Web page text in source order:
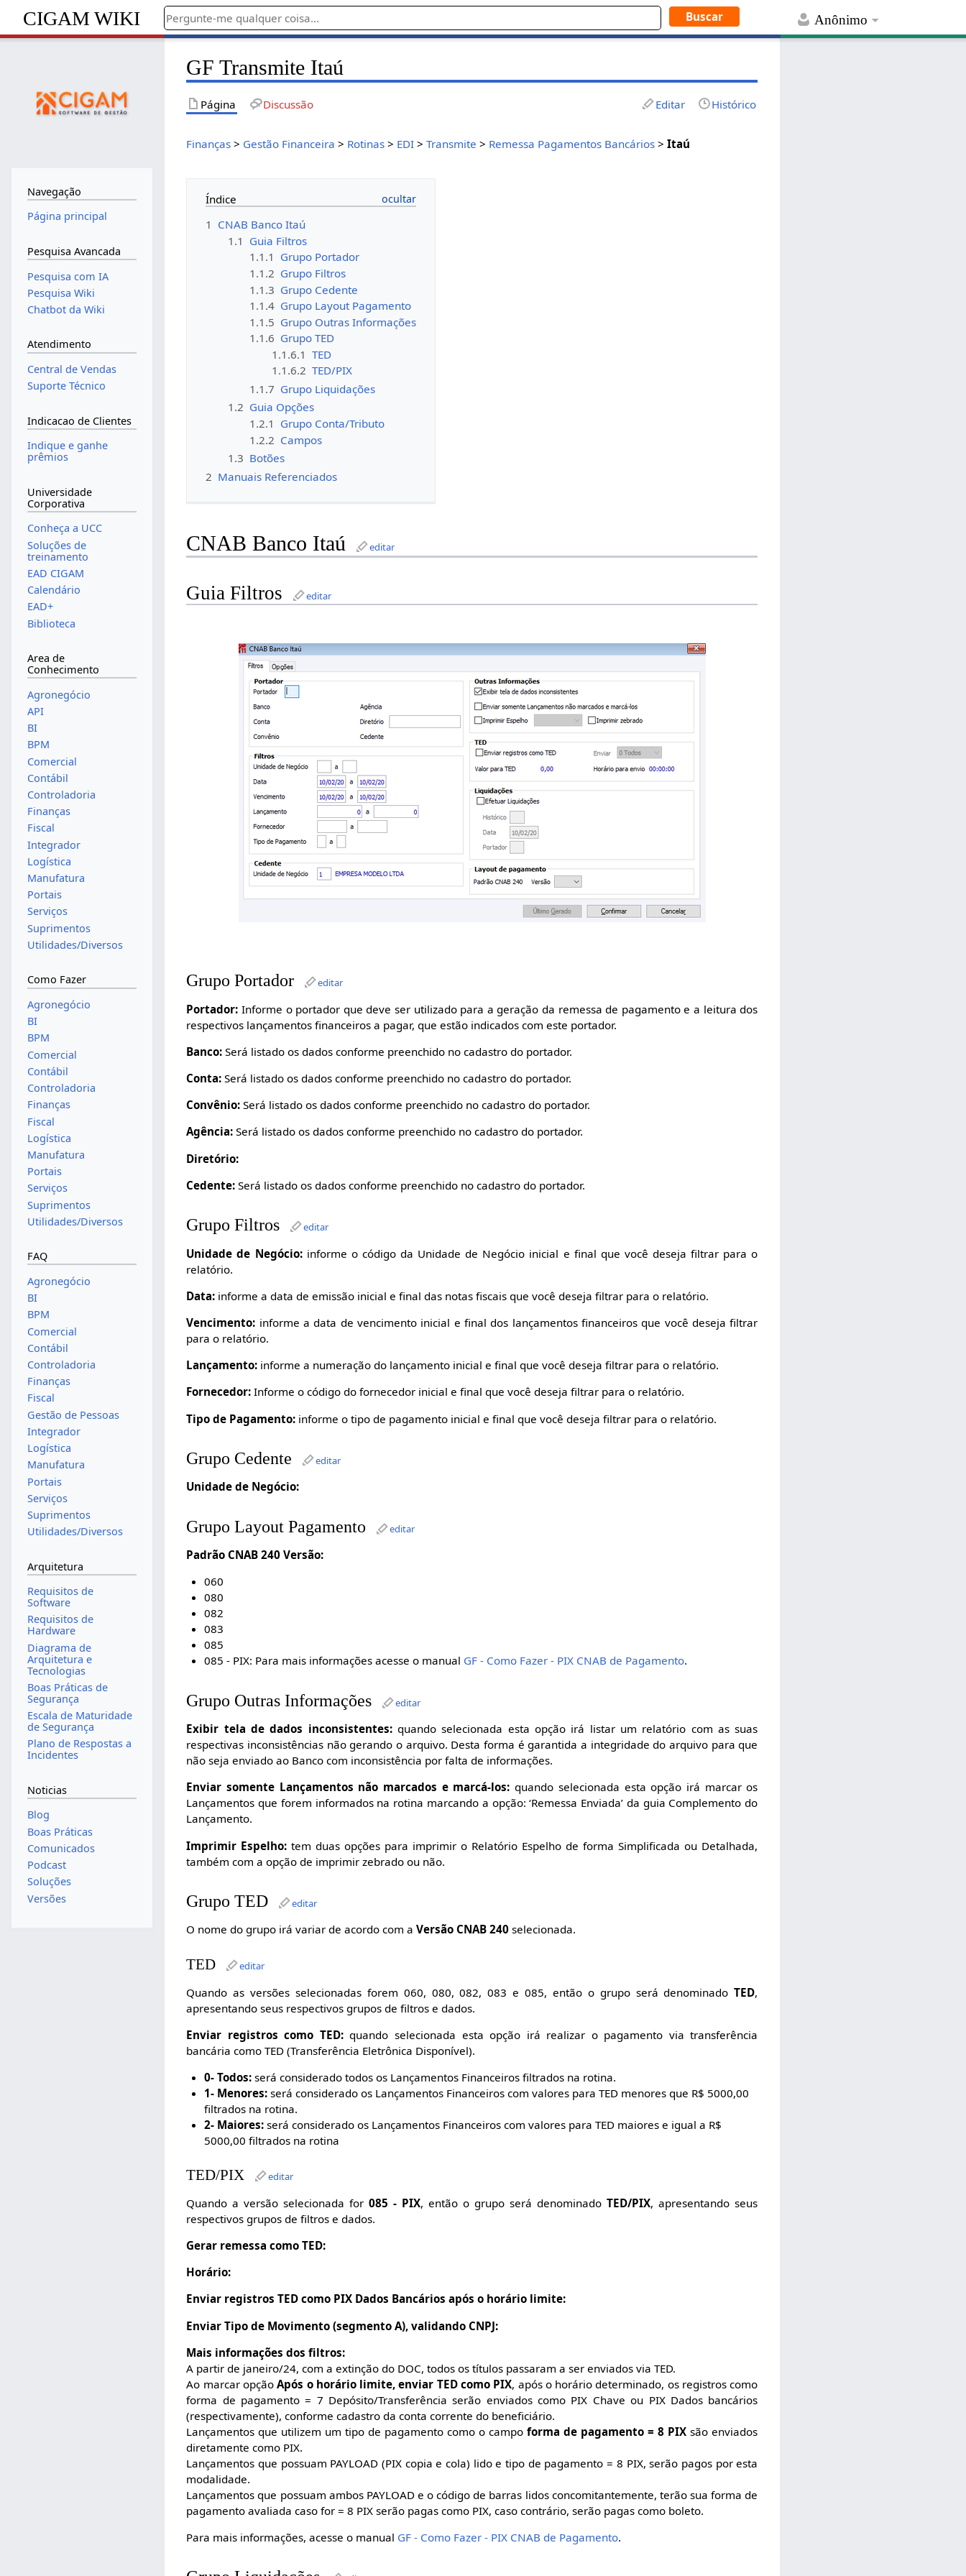
Anônimo
CIGAM WIKI
GF Transmite Itaú
Página Discussão Editar Histórico
Finanças > Gestão Financeira > Rotinas > EDI >Transmite > Remessa Pagamentos Bancários >Itaú
Índice
1 CNAB Banco Itaú
1.1 Guia Filtros
1.1.1 Grupo Portador
1.1.2 Grupo Filtros
1.1.3 Grupo Cedente
1.1.4 Grupo Layout Pagamento
1.1.5 Grupo Outras Informações
1.1.6 Grupo TED
1.1.6.1 TED
1.1.6.2 TED/PIX
1.1.7 Grupo Liquidações
1.2 Guia Opções
1.2.1 Grupo Conta/Tributo
1.2.2 Campos
1.3 Botões
2 Manuais Referenciados
CNAB Banco Itaú editar
Guia Filtros editar
Grupo Portador editar
Portador: Informe o portador que deve ser utilizado para a geração da remessa de pagamento e a leitura dos
respectivos lançamentos financeiros a pagar, que estão indicados com este portador.
Banco: Será listado os dados conforme preenchido no cadastro do portador.
Conta: Será listado os dados conforme preenchido no cadastro do portador.
Convênio: Será listado os dados conforme preenchido no cadastro do portador.
Agência: Será listado os dados conforme preenchido no cadastro do portador.
Diretório:
Cedente: Será listado os dados conforme preenchido no cadastro do portador.
Grupo Filtros editar
Unidade de Negócio:informe o código da Unidade de Negócio inicial e final que você deseja filtrar para o
relatório.
Data: informe a data de emissão inicial e final das notas fiscais que você deseja filtrar para o relatório.
Vencimento: informe a data de vencimento inicial e final dos lançamentos financeiros que você deseja filtrar
para o relatório.
Lançamento: informe a numeração do lançamento inicial e final que você deseja filtrar para o relatório.
Fornecedor: Informe o código do fornecedor inicial e final que você deseja filtrar para o relatório.
Tipo de Pagamento: informe o tipo de pagamento inicial e final que você deseja filtrar para o relatório.
Grupo Cedente editar
Unidade de Negócio:
Grupo Layout Pagamento editar
Padrão CNAB 240 Versão:
060
080
082
083
085
085 - PIX: Para mais informações acesse o manual GF - Como Fazer - PIX CNAB de Pagamento.
Grupo Outras Informações editar
Exibir tela de dados inconsistentes:quando selecionada esta opção irá listar um relatório com as suas
respectivas inconsistências não gerando o arquivo. Desta forma é garantida a integridade do arquivo para que
não seja enviado ao Banco com inconsistência por falta de informações.
Enviar somente Lançamentos não marcados e marcá-los: quando selecionada esta opção irá marcar os
Lançamentos que forem informados na rotina marcando a opção: ‘Remessa Enviada’ da guia Complemento do
Lançamento.
Imprimir Espelho: tem duas opções para imprimir o Relatório Espelho de forma Simplificada ou Detalhada,
também com a opção de imprimir zebrado ou não.
Grupo TED editar
O nome do grupo irá variar de acordo com aVersão CNAB 240 selecionada.
TED editar
Quando as versões selecionadas forem 060, 080, 082, 083 e 085, então o grupo será denominadoTED,
apresentando seus respectivos grupos de filtros e dados.
Enviar registros como TED:quando selecionada esta opção irá realizar o pagamento via transferência
bancária como TED (Transferência Eletrônica Disponível).
0- Todos:será considerado todos os Lançamentos Financeiros filtrados na rotina.
1- Menores:será considerado os Lançamentos Financeiros com valores para TED menores que R$ 5000,00
filtrados na rotina.
2- Maiores:será considerado os Lançamentos Financeiros com valores para TED maiores e igual a R$
5000,00 filtrados na rotina
TED/PIX editar
Quando a versão selecionada for085 - PIX, então o grupo será denominadoTED/PIX, apresentando seus
respectivos grupos de filtros e dados.
Gerar remessa como TED:
Horário:
Enviar registros TED como PIX Dados Bancários após o horário limite:
Enviar Tipo de Movimento (segmento A), validando CNPJ:
Mais informações dos filtros:
A partir de janeiro/24, com a extinção do DOC, todos os títulos passaram a ser enviados via TED.
Ao marcar opçãoApós o horário limite, enviar TED como PIX, após o horário determinado, os registros como
forma de pagamento = 7 Depósito/Transferência serão enviados como PIX Chave ou PIX Dados bancários
(respectivamente), conforme cadastro da conta corrente do beneficiário.
Lançamentos que utilizem um tipo de pagamento como o campoforma de pagamento = 8 PIX são enviados
diretamente como PIX.
Lançamentos que possuam PAYLOAD (PIX copia e cola) lido e tipo de pagamento = 8 PIX, serão pagos por esta
modalidade.
Lançamentos que possuam ambos PAYLOAD e o código de barras lidos concomitantemente, terão sua forma de
pagamento avaliada caso for = 8 PIX serão pagas como PIX, caso contrário, serão pagas como boleto.
Para mais informações, acesse o manual GF - Como Fazer - PIX CNAB de Pagamento.
Navegação
Página principal
Pesquisa Avancada
Pesquisa com IA
Pesquisa Wiki
Chatbot da Wiki
Atendimento
Central de Vendas
Suporte Técnico
Indicacao de Clientes
Indique e ganhe
prêmios
Universidade
Corporativa
Conheça a UCC
Soluções de
treinamento
EAD CIGAM
Calendário
EAD+
Biblioteca
Area de
Conhecimento
Agronegócio
API
BI
BPM
Comercial
Contábil
Controladoria
Finanças
Fiscal
Integrador
Logística
Manufatura
Portais
Serviços
Suprimentos
Utilidades/Diversos
Como Fazer
Agronegócio
BI
BPM
Comercial
Contábil
Controladoria
Finanças
Fiscal
Logística
Manufatura
Portais
Serviços
Suprimentos
Utilidades/Diversos
FAQ
Agronegócio
BI
BPM
Comercial
Contábil
Controladoria
Finanças
Fiscal
Gestão de Pessoas
Integrador
Logística
Manufatura
Portais
Serviços
Suprimentos
Utilidades/Diversos
Arquitetura
Requisitos de
Software
Requisitos de
Hardware
Diagrama de
Arquitetura e
Tecnologias
Boas Práticas de
Segurança
Escala de Maturidade
de Segurança
Plano de Respostas a
Incidentes
Noticias
Blog
Boas Práticas
Comunicados
Podcast
Soluções
Versões